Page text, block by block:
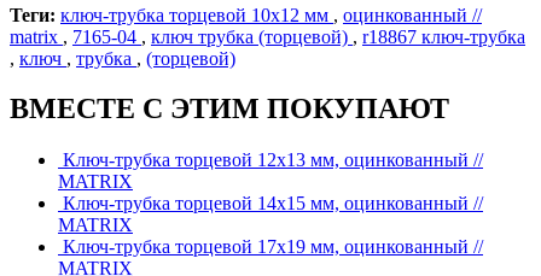
Теги: ключ-трубка торцевой 10х12 мм , оцинкованный //
matrix , 7165-04 , ключ трубка (торцевой) , r18867 ключ-трубка
, ключ , трубка , (торцевой)
ВМЕСТЕ С ЭТИМ ПОКУПАЮТ
Ключ-трубка торцевой 12х13 мм, оцинкованный //
MATRIX
Ключ-трубка торцевой 14х15 мм, оцинкованный //
MATRIX
Ключ-трубка торцевой 17х19 мм, оцинкованный //
MATRIX